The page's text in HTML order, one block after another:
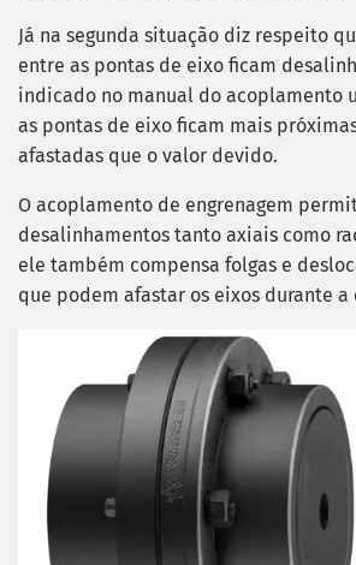
Já na segunda situação diz respeito
entre as pontas de eixo ficam
indicado no manual do acoplamento
as pontas de eixo ficam mais
afastadas que o valor devido.
O acoplamento de engrenagem
desalinhamentos tanto axiais como
ele também compensa folgas e
que podem afastar os eixos durante a